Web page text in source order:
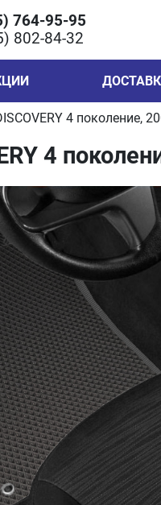
764-95-95
802-84-32
4 поколение,
4